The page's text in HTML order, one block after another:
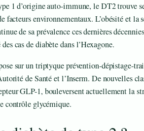
1 d’origine auto-immune, le DT2 trouve
facteurs environnementaux. L’obésité et
de sa prévalence ces dernières
cas de diabète dans l’Hexagone.
sur un triptyque prévention-dépistage-
de Santé et l’Inserm. De nouvelles
GLP-1, bouleversent actuellement la
contrôle glycémique.